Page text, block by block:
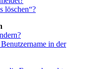
löschen“?
in der